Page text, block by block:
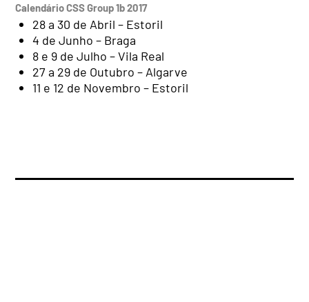
Calendário CSS Group 1b 2017
28 a 30 de Abril – Estoril
4 de Junho – Braga
8 e 9 de Julho – Vila Real
27 a 29 de Outubro – Algarve
11 e 12 de Novembro – Estoril